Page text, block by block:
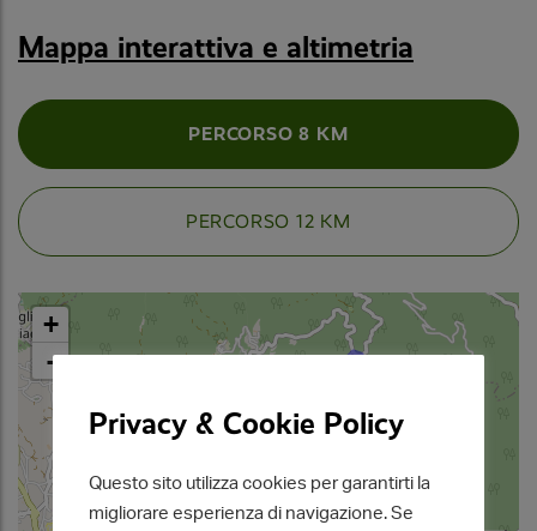
Mappa interattiva e altimetria
PERCORSO 8 KM
PERCORSO 12 KM
+
-
Privacy & Cookie Policy
Questo sito utilizza cookies per garantirti la
migliorare esperienza di navigazione. Se